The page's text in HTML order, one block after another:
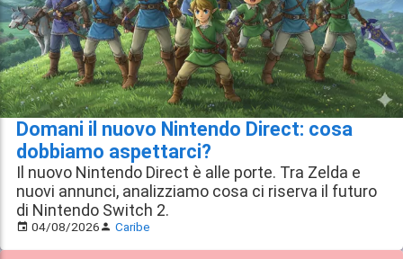
Domani il nuovo Nintendo Direct: cosa
dobbiamo aspettarci?
Il nuovo Nintendo Direct è alle porte. Tra Zelda e
nuovi annunci, analizziamo cosa ci riserva il futuro
di Nintendo Switch 2.
04/08/2026 Caribe